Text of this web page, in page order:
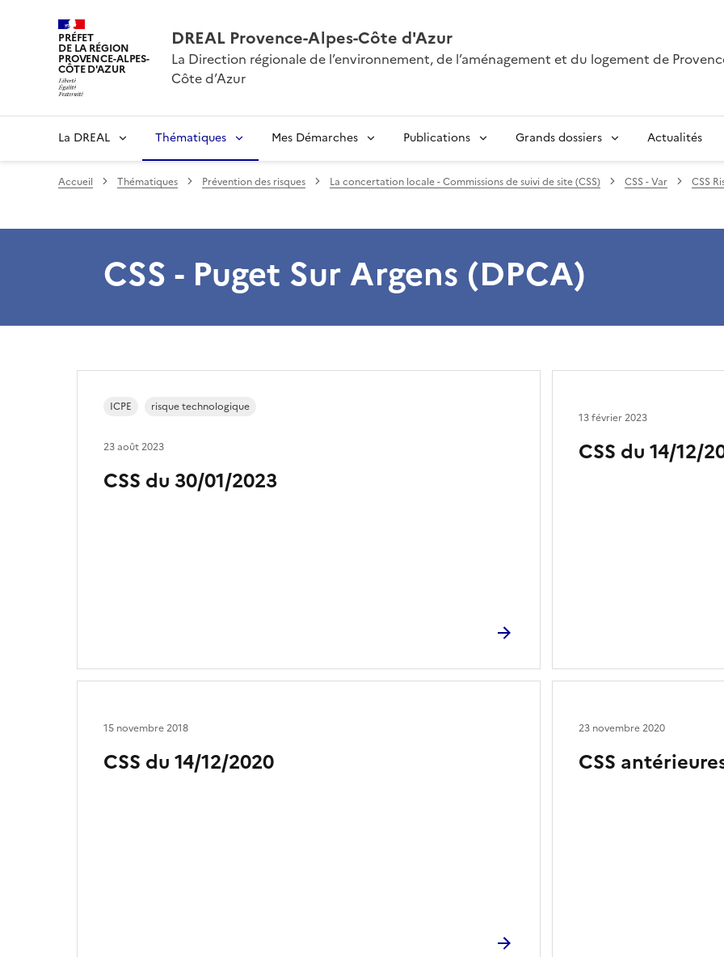
PRÉFET
DE LA RÉGION
PROVENCE-ALPES-
CÔTE D'AZUR
DREAL Provence-Alpes-Côte d'Azur
La Direction régionale de l’environnement, de l’aménagement et du logement de
Côte d’Azur
La DREAL Thématiques Mes Démarches Publications Grands dossiers Actualités
Accueil Thématiques Prévention des risques La concertation locale - Commissions de suivi de site (CSS) CSS - Var CSS
CSS - Puget Sur Argens (DPCA)
CSS du 30/01/2023
ICPE risque technologique
23 août 2023 CSS du 14/12/
13 février 2023
CSS du 14/12/2020
15 novembre 2018
CSS
23 novembre 2020